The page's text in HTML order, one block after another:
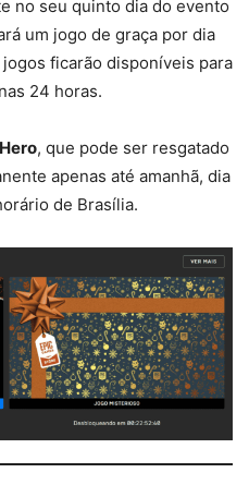
no seu quinto dia do evento
um jogo de graça por dia
ficarão disponíveis para
24 horas.
, que pode ser resgatado
apenas até amanhã, dia
de Brasília.